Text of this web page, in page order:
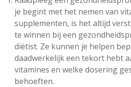
je begint met het nemen van
supplementen, is het altijd
te winnen bij een
diëtist. Ze kunnen je helpen
daadwerkelijk een tekort hebt
vitamines en welke dosering
behoeften.